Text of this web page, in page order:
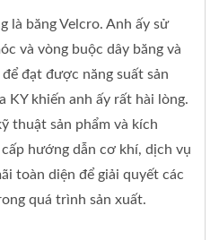
là băng Velcro. Anh ấy sử
và vòng buộc dây băng và
đạt được năng suất sản
KY khiến anh ấy rất hài lòng.
thuật sản phẩm và kích
hướng dẫn cơ khí, dịch vụ
toàn diện để giải quyết các
quá trình sản xuất.